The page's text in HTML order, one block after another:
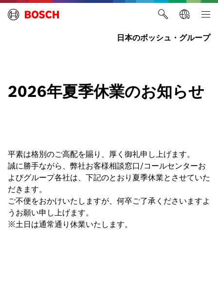
日本のボッシュ・グループ
2026年夏季休業のお知らせ
平素は格別のご高配を賜り、厚く御礼申し上げます。
誠に勝手ながら、弊社お客様相談窓口/コールセンターお
よびグループ各社は、下記のとおり夏季休業とさせていた
だきます。
ご不便をおかけいたしますが、何卒ご了承くださいますよ
うお願い申し上げます。
※土日は通常通り休業いたします。